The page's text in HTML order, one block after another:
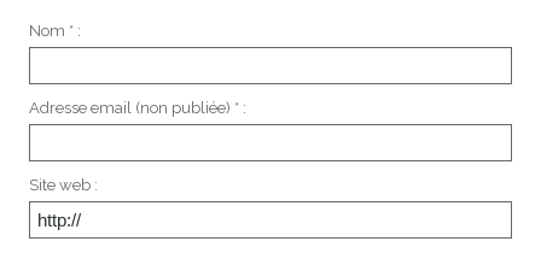
Nom * :
Adresse email (non publiée) * :
Site web :